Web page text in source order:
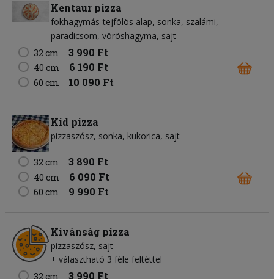
Kentaur pizza
fokhagymás-tejfölös alap sonka szalámi
paradicsom vöröshagyma sajt
32 cm
3 990 Ft
40 cm 6 190 Ft
60 cm 10 090 Ft
Kid pizza
pizzaszósz sonka kukorica sajt
32 cm 3 890 Ft
40 cm 6 090 Ft
60 cm 9 990 Ft
Kívánság pizza
pizzaszósz sajt
+ választható 3 féle feltéttel
32 cm
3 990 Ft